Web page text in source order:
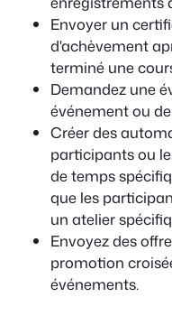
Envoyer un
d'achèvement
terminé une
Demandez une
événement ou
Créer des
participants ou
de temps
que les
un atelier
Envoyez des
promotion
événements.